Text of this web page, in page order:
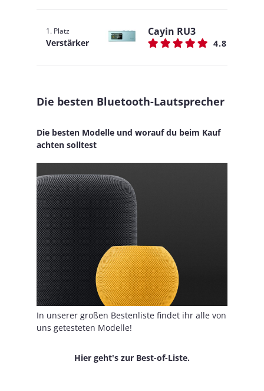
1. Platz
Verstärker
Cayin RU3
4.8
Die besten Bluetooth-Lautsprecher
Die besten Modelle und worauf du beim Kauf
achten solltest
In unserer großen Bestenliste findet ihr alle von
uns getesteten Modelle!
Hier geht's zur Best-of-Liste.